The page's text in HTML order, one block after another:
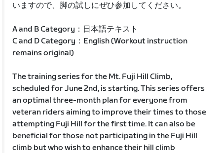
いますので、脚の試しにぜひ参加してください。
A and B Category：日本語テキスト
C and D Category：English (Workout instruction
remains original)
The training series for the Mt. Fuji Hill Climb,
scheduled for June 2nd, is starting. This series offers
an optimal three-month plan for everyone from
veteran riders aiming to improve their times to those
attempting Fuji Hill for the first time. It can also be
beneficial for those not participating in the Fuji Hill
climb but who wish to enhance their hill climb